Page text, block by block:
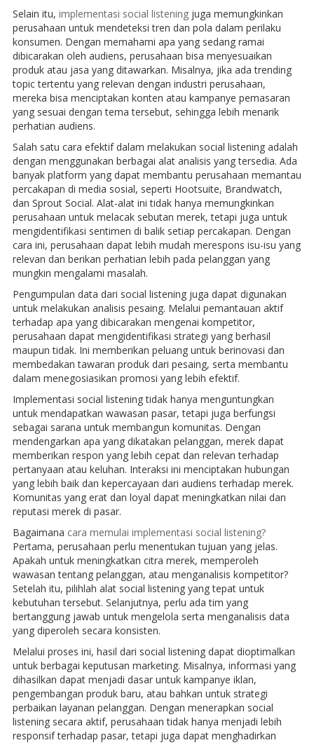
Selain itu, implementasi social listening juga memungkinkan
perusahaan untuk mendeteksi tren dan pola dalam perilaku
konsumen. Dengan memahami apa yang sedang ramai
dibicarakan oleh audiens, perusahaan bisa menyesuaikan
produk atau jasa yang ditawarkan. Misalnya, jika ada trending
topic tertentu yang relevan dengan industri perusahaan,
mereka bisa menciptakan konten atau kampanye pemasaran
yang sesuai dengan tema tersebut, sehingga lebih menarik
perhatian audiens.
Salah satu cara efektif dalam melakukan social listening adalah
dengan menggunakan berbagai alat analisis yang tersedia. Ada
banyak platform yang dapat membantu perusahaan memantau
percakapan di media sosial, seperti Hootsuite, Brandwatch,
dan Sprout Social. Alat-alat ini tidak hanya memungkinkan
perusahaan untuk melacak sebutan merek, tetapi juga untuk
mengidentifikasi sentimen di balik setiap percakapan. Dengan
cara ini, perusahaan dapat lebih mudah merespons isu-isu yang
relevan dan berikan perhatian lebih pada pelanggan yang
mungkin mengalami masalah.
Pengumpulan data dari social listening juga dapat digunakan
untuk melakukan analisis pesaing. Melalui pemantauan aktif
terhadap apa yang dibicarakan mengenai kompetitor,
perusahaan dapat mengidentifikasi strategi yang berhasil
maupun tidak. Ini memberikan peluang untuk berinovasi dan
membedakan tawaran produk dari pesaing, serta membantu
dalam menegosiasikan promosi yang lebih efektif.
Implementasi social listening tidak hanya menguntungkan
untuk mendapatkan wawasan pasar, tetapi juga berfungsi
sebagai sarana untuk membangun komunitas. Dengan
mendengarkan apa yang dikatakan pelanggan, merek dapat
memberikan respon yang lebih cepat dan relevan terhadap
pertanyaan atau keluhan. Interaksi ini menciptakan hubungan
yang lebih baik dan kepercayaan dari audiens terhadap merek.
Komunitas yang erat dan loyal dapat meningkatkan nilai dan
reputasi merek di pasar.
Bagaimana cara memulai implementasi social listening?
Pertama, perusahaan perlu menentukan tujuan yang jelas.
Apakah untuk meningkatkan citra merek, memperoleh
wawasan tentang pelanggan, atau menganalisis kompetitor?
Setelah itu, pilihlah alat social listening yang tepat untuk
kebutuhan tersebut. Selanjutnya, perlu ada tim yang
bertanggung jawab untuk mengelola serta menganalisis data
yang diperoleh secara konsisten.
Melalui proses ini, hasil dari social listening dapat dioptimalkan
untuk berbagai keputusan marketing. Misalnya, informasi yang
dihasilkan dapat menjadi dasar untuk kampanye iklan,
pengembangan produk baru, atau bahkan untuk strategi
perbaikan layanan pelanggan. Dengan menerapkan social
listening secara aktif, perusahaan tidak hanya menjadi lebih
responsif terhadap pasar, tetapi juga dapat menghadirkan